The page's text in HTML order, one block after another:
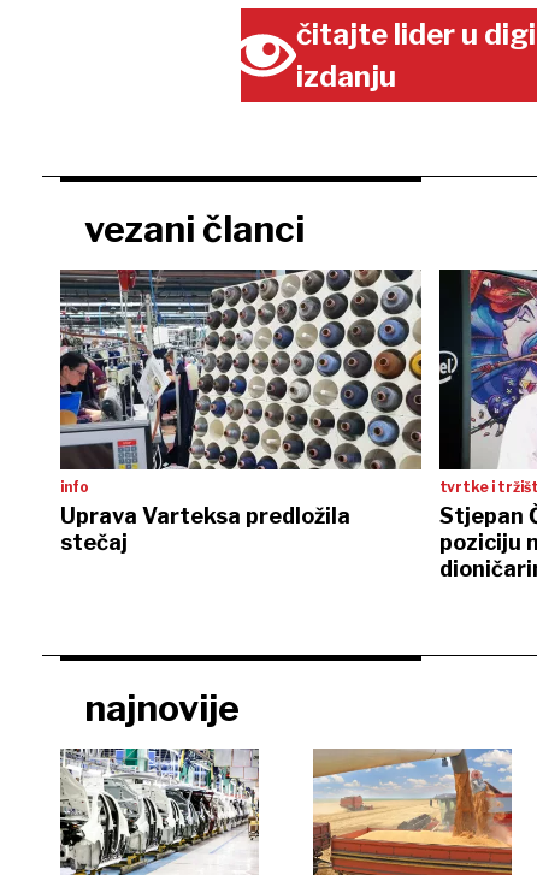
čitajte lider u
izdanju
vezani članci
info
Uprava Varteksa predložila
stečaj
tvrtke i
Stjepan
poziciju
najnovije